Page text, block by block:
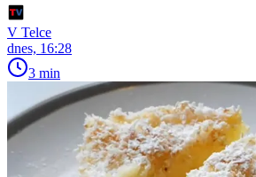
V Telce
dnes, 16:28
3 min